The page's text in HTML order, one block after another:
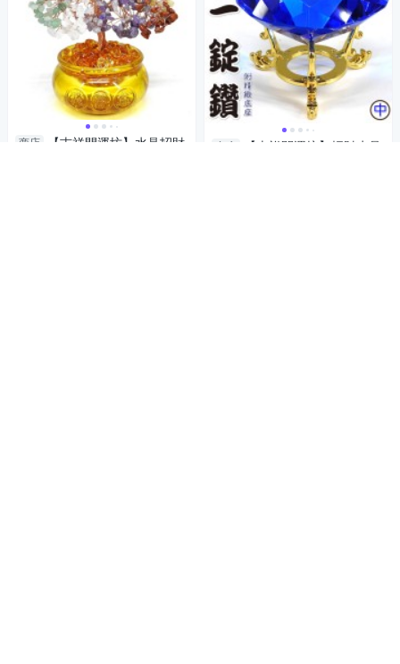
商店
【吉祥開運坊】水晶招財
商店
【吉祥開運坊】招財水晶